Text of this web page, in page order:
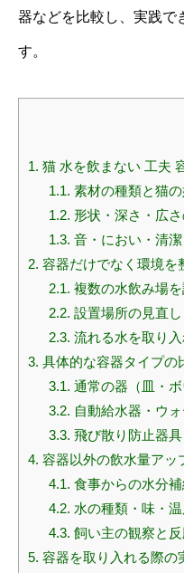
器などを比較し、実践で
す。
1. 猫 水を飲まない 工夫
1.1. 素材の種類と猫
1.2. 形状・深さ・広
1.3. 音・におい・清
2. 容器だけでなく環境を
2.1. 複数の水飲み場
2.2. 設置場所の見直し
2.3. 流れる水を取り入
3. 具体的な容器タイプの
3.1. 通常の器（皿・
3.2. 自動給水器・ウ
3.3. 飛び散り防止器
4. 容器以外の飲水量アッ
4.1. 食事からの水分
4.2. 水の種類・味・
4.3. 飼い主の観察と
5. 容器を取り入れる際の